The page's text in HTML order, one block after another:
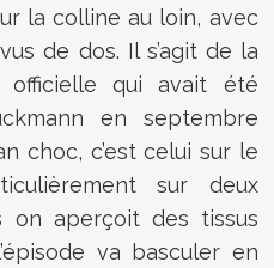
la colline au loin, avec
de dos. Il s’agit de la
officielle qui avait été
en septembre
choc, c’est celui sur le
sur deux
on aperçoit des tissus
va basculer en